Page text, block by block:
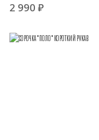
2 990 ₽